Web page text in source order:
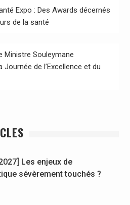
Expo : Des Awards décernés
de la santé
Ministre Souleymane
de l’Excellence et du
Les enjeux de
sévèrement touchés ?